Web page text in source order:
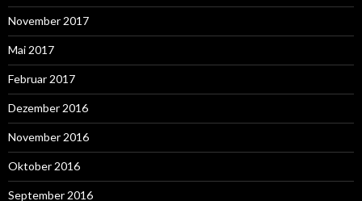
November 2017
Mai 2017
Februar 2017
Dezember 2016
November 2016
Oktober 2016
September 2016